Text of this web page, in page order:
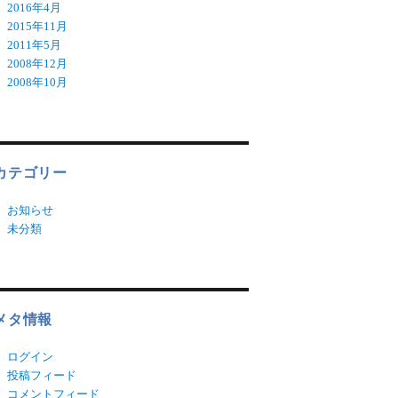
2016年4月
2015年11月
2011年5月
2008年12月
2008年10月
テゴリー
お知らせ
未分類
タ情報
ログイン
投稿フィード
コメントフィード